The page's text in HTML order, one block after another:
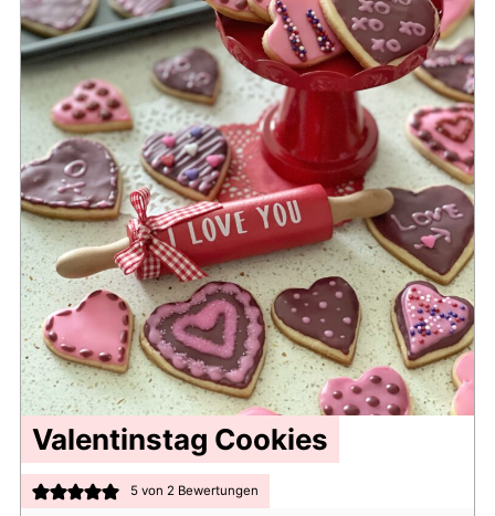
Valentinstag Cookies
5 von2 Bewertungen